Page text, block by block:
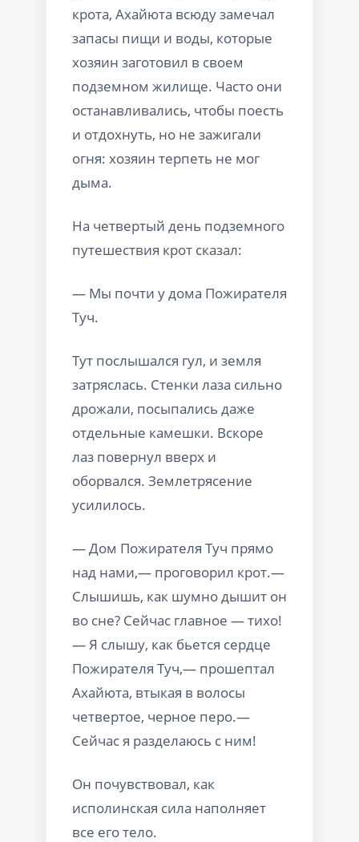
крота, Ахайюта всюду замечал
запасы пищи и воды, которые
хозяин заготовил в своем
подземном жилище. Часто они
останавливались, чтобы поесть
и отдохнуть, но не зажигали
огня: хозяин терпеть не мог
дыма.
На четвертый день подземного
путешествия крот сказал:
— Мы почти у дома Пожирателя
Туч.
Тут послышался гул, и земля
затряслась. Стенки лаза сильно
дрожали, посыпались даже
отдельные камешки. Вскоре
лаз повернул вверх и
оборвался. Землетрясение
усилилось.
— Дом Пожирателя Туч прямо
над нами,— проговорил крот.—
Слышишь, как шумно дышит он
во сне? Сейчас главное — тихо!
— Я слышу, как бьется сердце
Пожирателя Туч,— прошептал
Ахайюта, втыкая в волосы
четвертое, черное перо.—
Сейчас я разделаюсь с ним!
Он почувствовал, как
исполинская сила наполняет
все его тело.